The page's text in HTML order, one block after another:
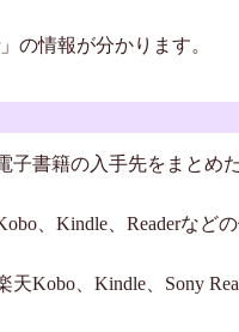
の情報が分かります。
子書籍の入手先をまとめ
、Kindle、Readerなどの
天Kobo、Kindle、Sony